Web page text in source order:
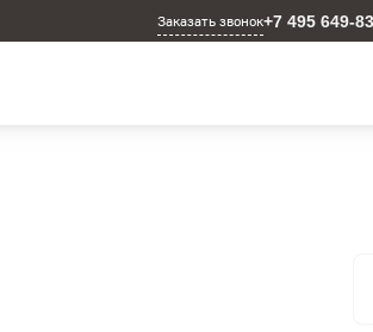
Заказать звонок+7 495 649-